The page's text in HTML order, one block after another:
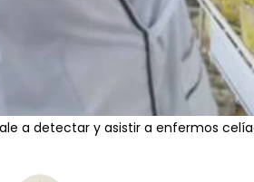
a detectar y asistir a enfermos